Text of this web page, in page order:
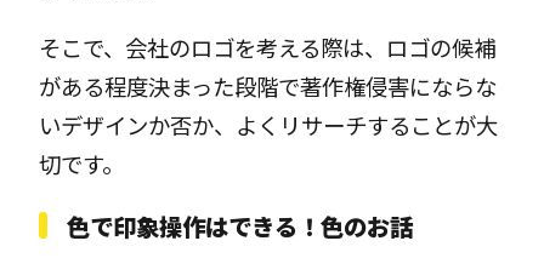
そこで、会社のロゴを考える際は、ロゴの候補
がある程度決まった段階で著作権侵害にならな
いデザインか否か、よくリサーチすることが大
切です。
色で印象操作はできる！色のお話